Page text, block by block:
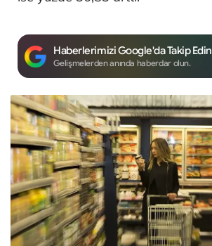
Haberlerimizi Google'da Takip Edin
Gelişmelerden anında haberdar olun.